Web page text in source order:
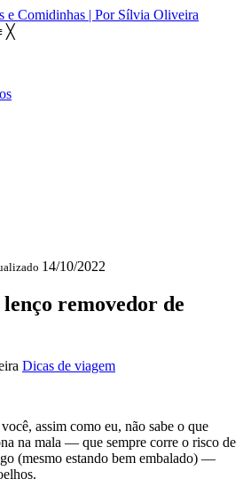
╳
14/10/2022
removedor de
Dicas de viagem
assim como eu, não sabe o que
na mala — que sempre corre o risco de
(mesmo estando bem embalado) —